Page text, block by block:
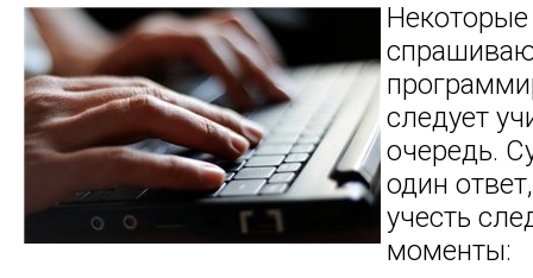
следует
очередь.
один
учесть
моменты: